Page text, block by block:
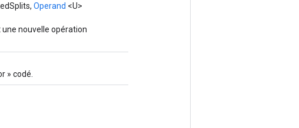
Operand <U>
nouvelle opération
» codé.